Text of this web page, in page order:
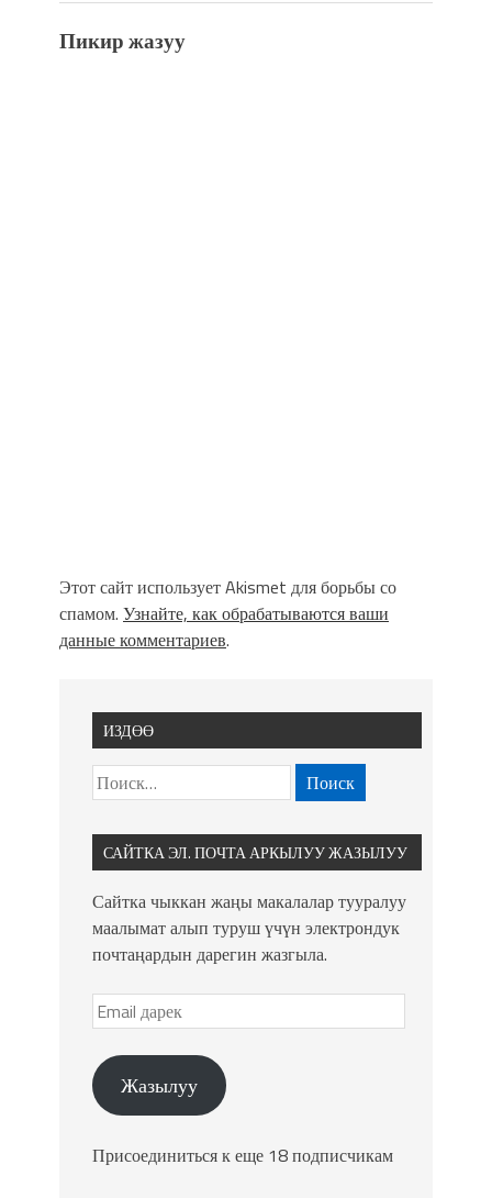
Пикир жазуу
Этот сайт использует Akismet для борьбы со
спамом. Узнайте, как обрабатываются ваши
данные комментариев.
ИЗДӨӨ
САЙТКА ЭЛ. ПОЧТА АРКЫЛУУ ЖАЗЫЛУУ
Сайтка чыккан жаңы макалалар тууралуу
маалымат алып туруш үчүн электрондук
почтаңардын дарегин жазгыла.
Жазылуу
Присоединиться к еще 18 подписчикам